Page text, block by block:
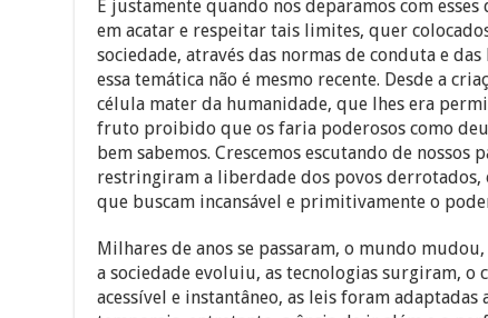
em acatar e respeitar tais limites, quer
sociedade, através das normas de conduta e
essa temática não é mesmo recente. Desde a
célula mater da humanidade, que lhes era
fruto proibido que os faria poderosos como
bem sabemos. Crescemos escutando de
restringiram a liberdade dos povos
que buscam incansável e primitivamente o
a sociedade evoluiu, as tecnologias surgiram, o
acessível e instantâneo, as leis foram adaptadas
temporais, entretanto, a ânsia de ir além e o